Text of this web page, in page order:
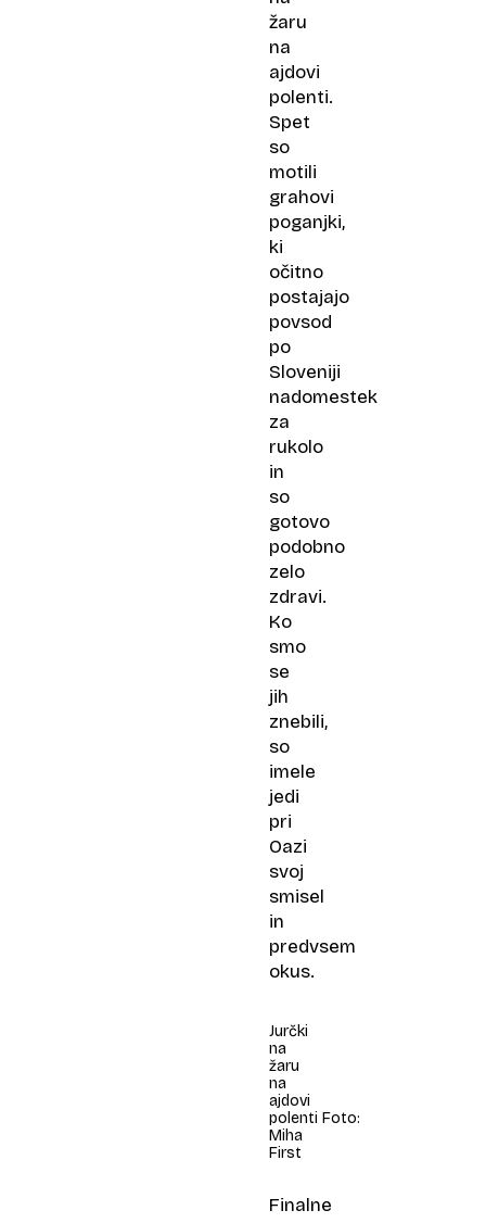
žaru
na
ajdovi
polenti.
Spet
so
motili
grahovi
poganjki,
ki
očitno
postajajo
povsod
po
Sloveniji
nadomestek
za
rukolo
in
so
gotovo
podobno
zelo
zdravi.
Ko
smo
se
jih
znebili,
so
imele
jedi
pri
Oazi
svoj
smisel
in
predvsem
okus.
Jurčki
na
žaru
na
ajdovi
polenti Foto:
Miha
First
Finalne